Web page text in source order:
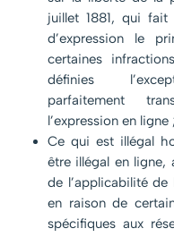
juillet 1881, qui
d’expression le
certaines
définies
parfaitement
l’expression en ligne ;
Ce qui est illégal
être illégal en ligne,
de l’applicabilité de
en raison de
spécifiques aux